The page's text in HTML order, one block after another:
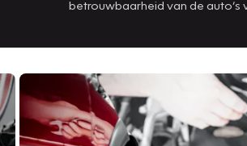
betrouwbaarheid van de auto’s